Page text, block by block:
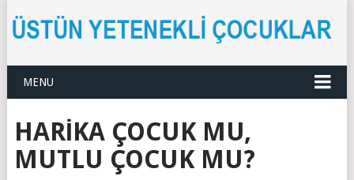
MENU
HARIKA ÇOCUK MU,
MUTLU ÇOCUK MU?